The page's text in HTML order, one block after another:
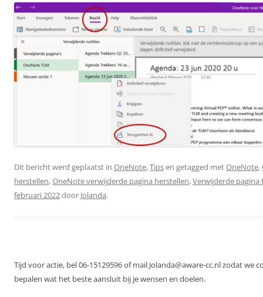
Dit bericht werd geplaatst in OneNote,Tipsen getagged metOneNote,
herstellen,OneNote verwijderde pagina herstellen,Verwijderde pagina
februari 2022door Jolanda.
Tijd voor actie, bel 06-15129596 of mail Jolanda@aware-cc.nl zodat we
bepalen wat het beste aansluit bij je wensen en doelen.